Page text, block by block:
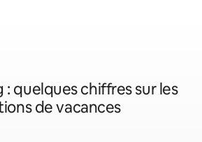
: quelques chiffres sur les
de vacances